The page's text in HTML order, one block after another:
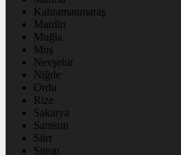
Kahramanmaraş
Mardin
Muğla
Muş
Nevşehir
Niğde
Ordu
Rize
Sakarya
Samsun
Siirt
Sinop